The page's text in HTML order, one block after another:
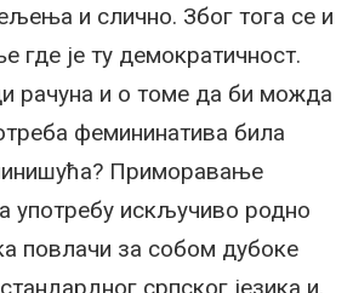
и слично. Због тога се и
где је ту демократичност.
рачуна и о томе да би можда
фемининатива била
Приморавање
употребу искључиво родно
повлачи за собом дубоке
српског језика и,